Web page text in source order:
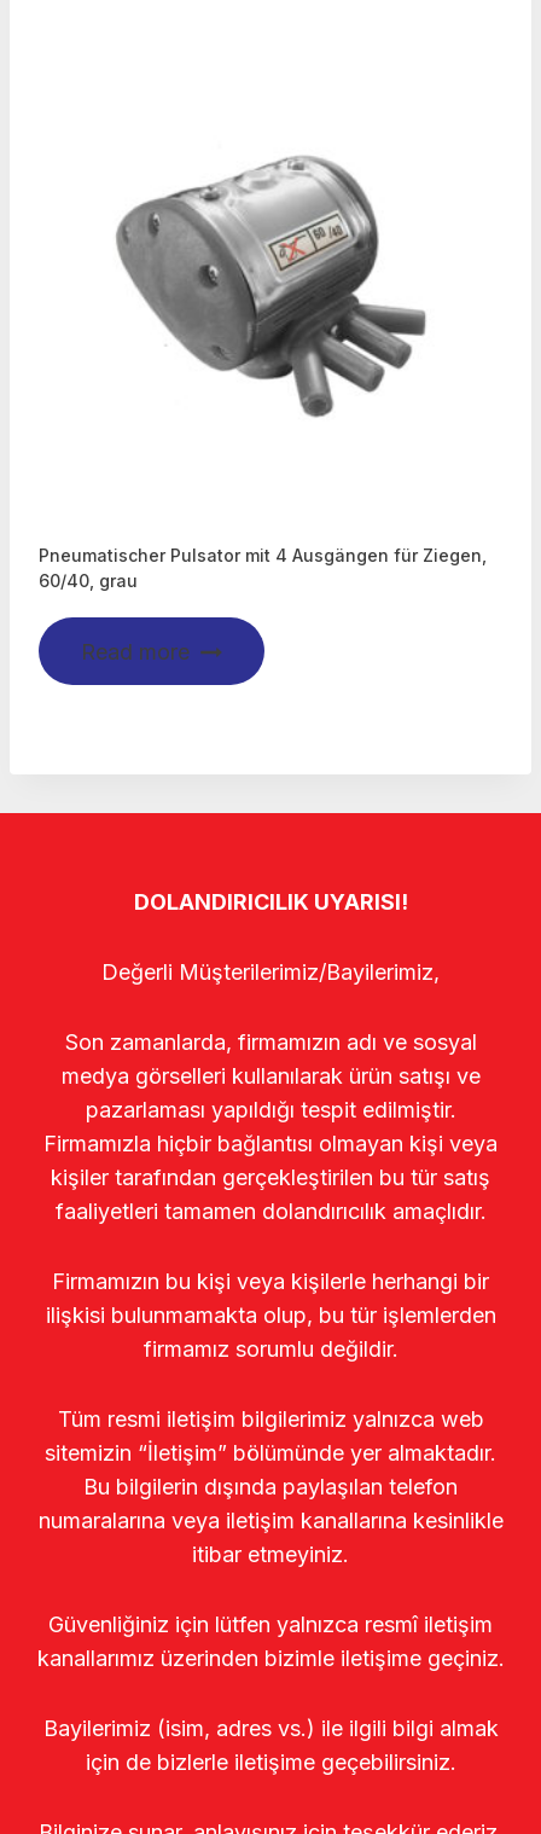
Pneumatischer Pulsator mit 4 Ausgängen für Ziegen,
60/40, grau
Read more
DOLANDIRICILIK UYARISI!
Değerli Müşterilerimiz/Bayilerimiz,
Son zamanlarda, firmamızın adı ve sosyal
medya görselleri kullanılarak ürün satışı ve
pazarlaması yapıldığı tespit edilmiştir.
Firmamızla hiçbir bağlantısı olmayan kişi veya
kişiler tarafından gerçekleştirilen bu tür satış
faaliyetleri tamamen dolandırıcılık amaçlıdır.
Firmamızın bu kişi veya kişilerle herhangi bir
ilişkisi bulunmamakta olup, bu tür işlemlerden
firmamız sorumlu değildir.
Tüm resmi iletişim bilgilerimiz yalnızca web
sitemizin “İletişim” bölümünde yer almaktadır.
Bu bilgilerin dışında paylaşılan telefon
numaralarına veya iletişim kanallarına kesinlikle
itibar etmeyiniz.
Güvenliğiniz için lütfen yalnızca resmî iletişim
kanallarımız üzerinden bizimle iletişime geçiniz.
Bayilerimiz (isim, adres vs.) ile ilgili bilgi almak
için de bizlerle iletişime geçebilirsiniz.